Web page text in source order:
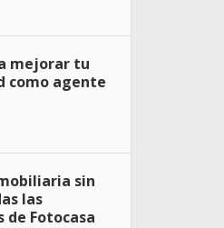
mejorar tu
como agente
sin
las
Fotocasa